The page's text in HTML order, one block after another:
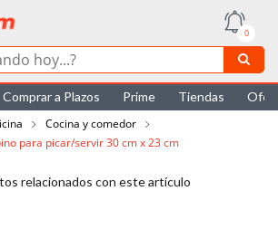
0
Comprar a Plazos Prime Tiendas
Cocina y comedor
para picar/servir 30 cm x 23 cm
relacionados con este artículo